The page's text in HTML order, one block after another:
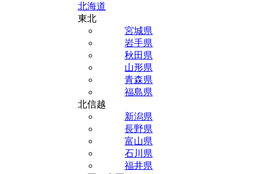
北海道
東北
宮城県
岩手県
秋田県
山形県
青森県
福島県
北信越
新潟県
長野県
富山県
石川県
福井県